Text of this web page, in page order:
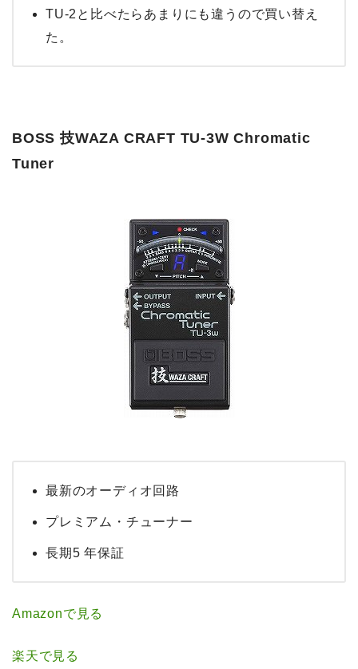
TU-2と比べたらあまりにも違うので買い替え
た。
BOSS 技WAZA CRAFT TU-3W Chromatic
Tuner
最新のオーディオ回路
プレミアム・チューナー
長期5 年保証
Amazonで見る
楽天で見る